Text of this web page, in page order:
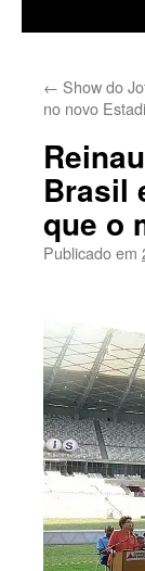
← Show do
no novo
Brasil
que o
Publicado em